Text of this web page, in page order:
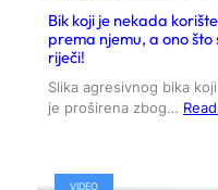
Bik koji je nekada
prema njemu, a ono što
riječi!
Slika agresivnog bika
je proširena zbog…
VIDEO